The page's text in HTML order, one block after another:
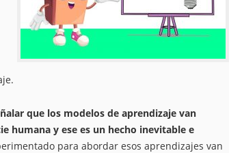
que los modelos de aprendizaje van
humana y ese es un hecho inevitable e
para abordar esos aprendizajes van